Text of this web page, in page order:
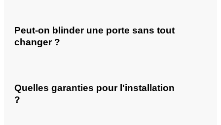
Peut-on blinder une porte sans tout
changer ?
Quelles garanties pour l'installation
?